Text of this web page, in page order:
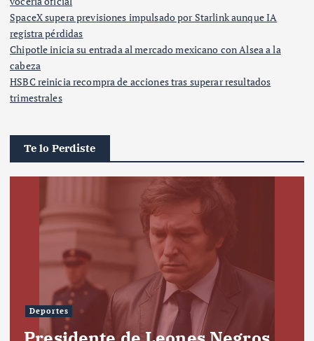
SpaceX supera previsiones impulsado por Starlink aunque IA
registra pérdidas
Chipotle inicia su entrada al mercado mexicano con Alsea a la
cabeza
HSBC reinicia recompra de acciones tras superar resultados
trimestrales
Te lo Perdiste
Deportes